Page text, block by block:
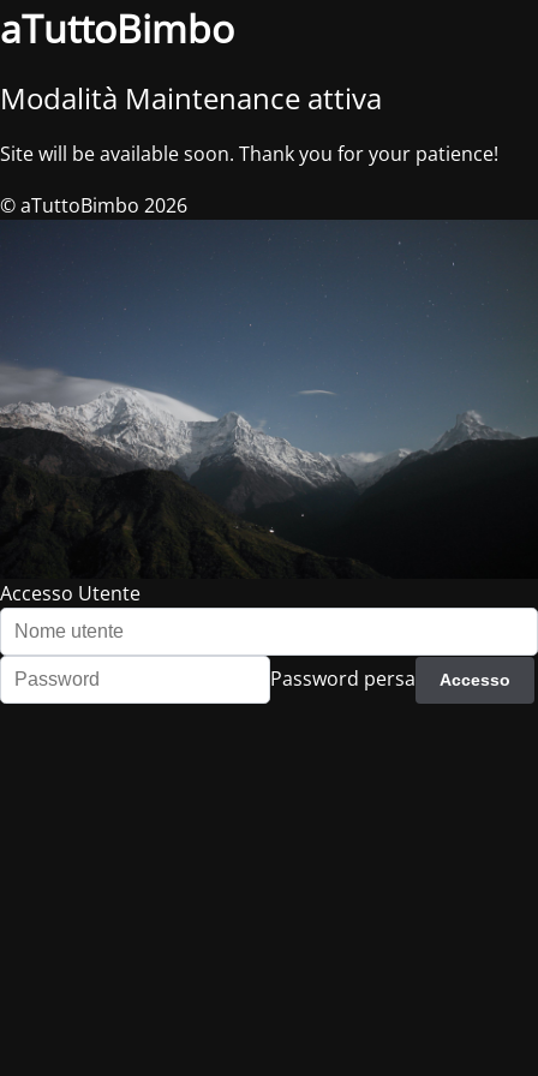
aTuttoBimbo
Modalità Maintenance attiva
Site will be available soon. Thank you for your patience!
© aTuttoBimbo 2026
Accesso Utente
Password persa